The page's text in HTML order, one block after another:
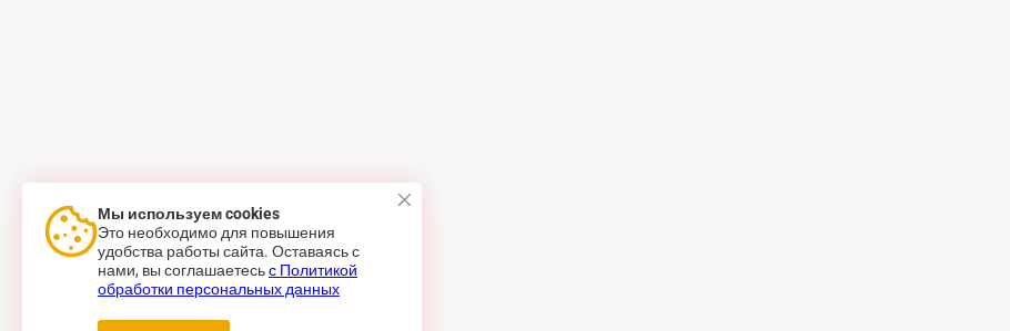
Мы используем cookies
Это необходимо для повышения
удобства работы сайта. Оставаясь с
нами, вы соглашаетесьс Политикой
обработки персональных данных